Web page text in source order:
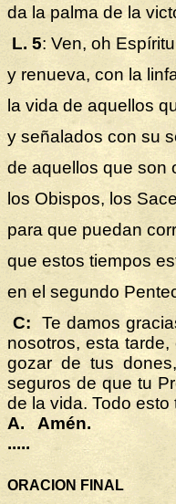
da la palma de la
L. 5: Ven, oh
y renueva, con la
la vida de aquellos
y señalados con su
de aquellos que son
los Obispos, los
para que puedan
que estos tiempos
en el segundo
C:
Te damos
nosotros, esta
gozar de tus
seguros de que tu
de la vida. Todo
A.
Amén.
.....
ORACION FINAL